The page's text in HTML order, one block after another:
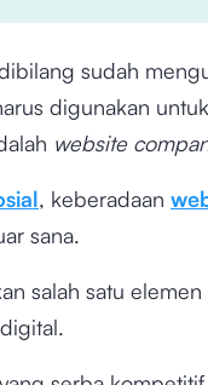
sudah
digunakan
website
, keberadaan
sana.
salah satu